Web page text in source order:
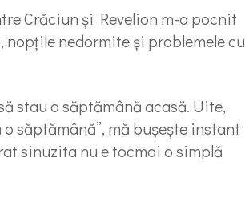
Crăciun și Revelion m-a pocnit
nopțile nedormite și problemele cu
stau o săptămână acasă. Uite,
săptămână”, mă bușește instant
sinuzita nu e tocmai o simplă